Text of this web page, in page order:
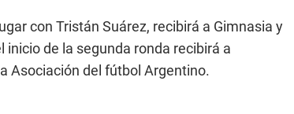
con Tristán Suárez, recibirá a Gimnasia y
de la segunda ronda recibirá a
Asociación del fútbol Argentino.